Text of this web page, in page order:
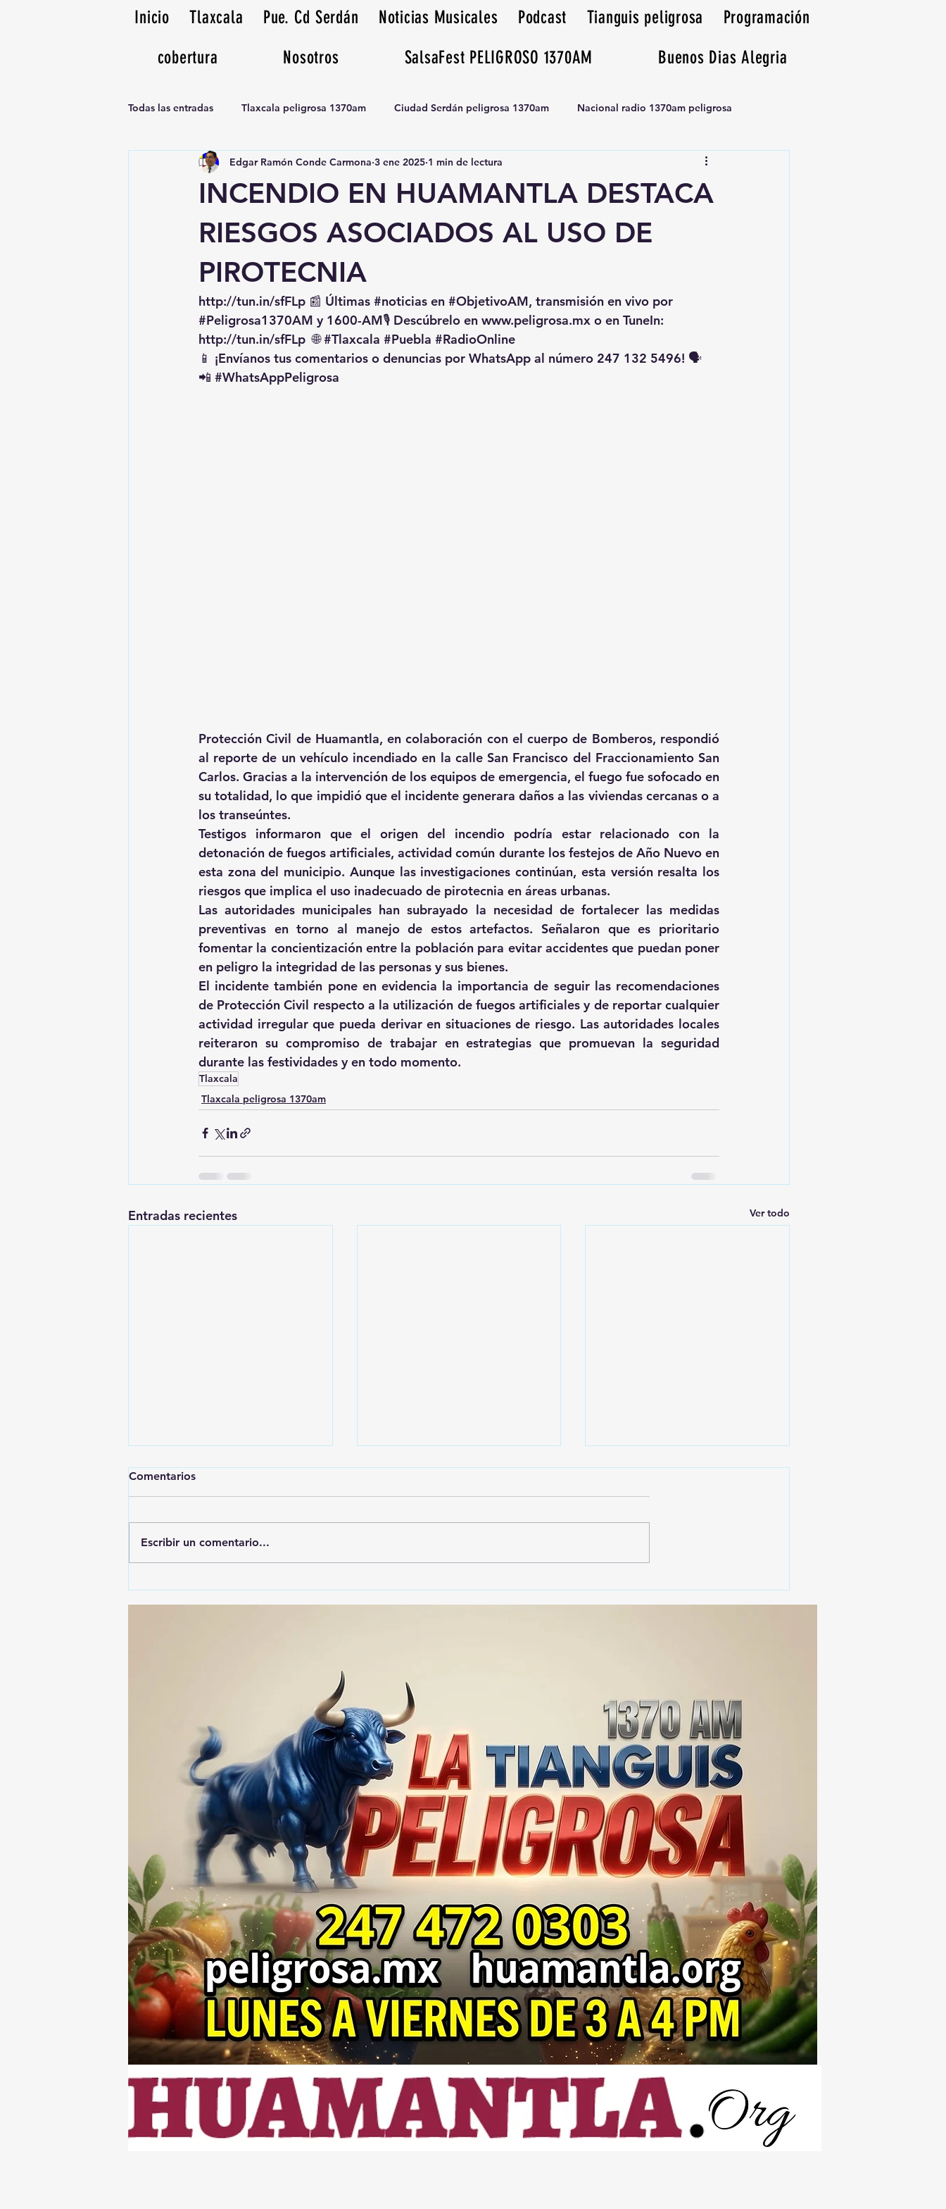
Inicio Tlaxcala Pue. Cd Serdán Noticias Musicales Podcast Tianguis peligrosa
Programación
cobertura
Nosotros SalsaFest PELIGROSO 1370AM Buenos Dias Alegria
Todas las entradas Tlaxcala peligrosa 1370am Ciudad Serdán peligrosa 1370am Nacional radio 1370am peligrosa
Noticias Musicales radio 1370am Tianguis peligrosa 1370am huamantla
INCENDIO EN HUAMANTLA DESTACA
RIESGOS ASOCIADOS AL USO DE
PIROTECNIA
Edgar Ramón Conde Carmona 3 ene 2025 1 min de lectura
http://tun.in/sfFLp 📰 Últimas #noticias en #ObjetivoAM, transmisión en vivo por
#Peligrosa1370AM y 1600-AM🎙️ Descúbrelo en www.peligrosa.mx o en TuneIn:
http://tun.in/sfFLp 🌐 #Tlaxcala #Puebla #RadioOnline
📱 ¡Envíanos tus comentarios o denuncias por WhatsApp al número 247 132 5496! 🗣️
📲 #WhatsAppPeligrosa
Protección Civil de Huamantla, en colaboración con el cuerpo de Bomberos, respondió
al reporte de un vehículo incendiado en la calle San Francisco del Fraccionamiento San
Carlos. Gracias a la intervención de los equipos de emergencia, el fuego fue sofocado en
su totalidad, lo que impidió que el incidente generara daños a las viviendas cercanas o a
los transeúntes.
Testigos informaron que el origen del incendio podría estar relacionado con la
detonación de fuegos artificiales, actividad común durante los festejos de Año Nuevo en
esta zona del municipio. Aunque las investigaciones continúan, esta versión resalta los
riesgos que implica el uso inadecuado de pirotecnia en áreas urbanas.
Las autoridades municipales han subrayado la necesidad de fortalecer las medidas
preventivas en torno al manejo de estos artefactos. Señalaron que es prioritario
fomentar la concientización entre la población para evitar accidentes que puedan poner
en peligro la integridad de las personas y sus bienes.
El incidente también pone en evidencia la importancia de seguir las recomendaciones
de Protección Civil respecto a la utilización de fuegos artificiales y de reportar cualquier
actividad irregular que pueda derivar en situaciones de riesgo. Las autoridades locales
reiteraron su compromiso de trabajar en estrategias que promuevan la seguridad
durante las festividades y en todo momento.
Tlaxcala
Tlaxcala peligrosa 1370am
Entradas recientes Ver todo
A PRESUNTO
GOBIERNO ADMITE QUE
25 MIL DOSIS DE DROGA
Comentarios
Escribir un comentario...